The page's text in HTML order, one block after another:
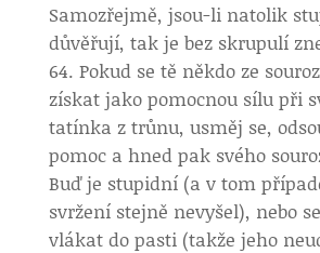
Samozřejmě, jsou-li natolik
důvěřují, tak je bez skrupulí
Pokud se tě někdo ze
získat jako pomocnou sílu při
tatínka z trůnu, usměj se,
pomoc a hned pak svého
Buď je stupidní (a v tom
svržení stejně nevyšel), nebo
vlákat do pasti (takže jeho